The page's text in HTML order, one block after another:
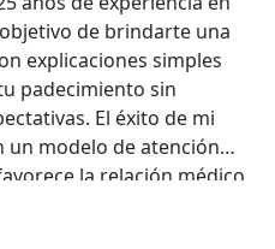
de brindarte una
explicaciones simples
padecimiento sin
El éxito de mi
un modelo de atención
la relación médico
para la discriminación
o preferencias